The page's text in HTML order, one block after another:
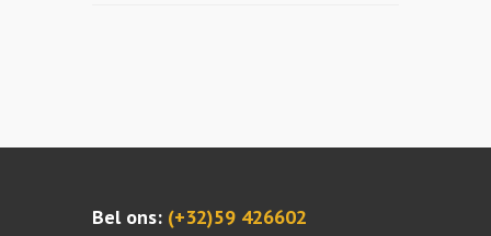
Bel ons: (+32)59 426602